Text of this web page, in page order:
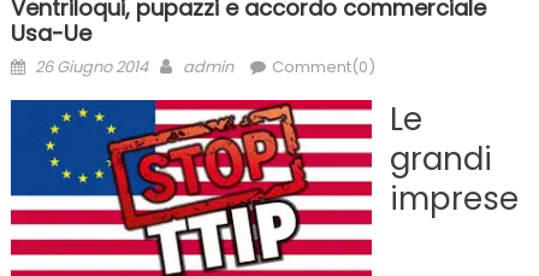
Ventriloqui, pupazzi e accordo commerciale
Usa-Ue
Posted
26 Giugno 2014 Author
admin Comment(0)
Le
grandi
imprese